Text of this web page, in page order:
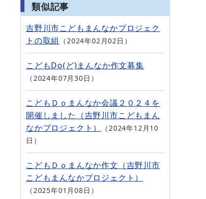
類似記事
吉野川市こどもまんなかプロジェク
トの取組
2024年02月02日
こどもDo(ど)まんなか作文募集
2024年07月30日
こどもＤｏまんなか会議２０２４を
開催しました（吉野川市こどもまん
なかプロジェクト）
2024年12月10
日
こどもＤｏまんなか作文（吉野川市
こどもまんなかプロジェクト）
2025年01月08日